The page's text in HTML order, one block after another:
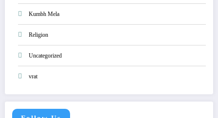
Kumbh Mela
Religion
Uncategorized
vrat